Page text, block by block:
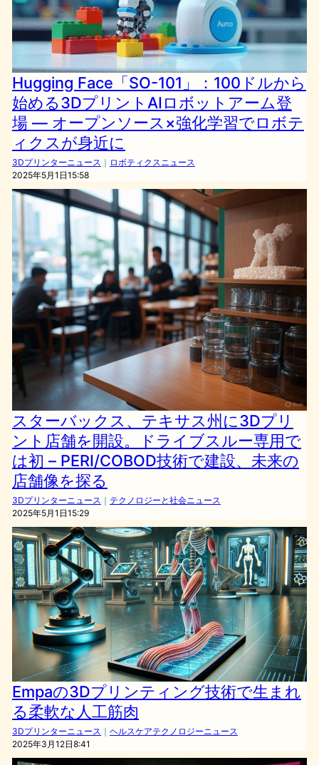
Hugging Face「SO-101」：100ドルから
始める3DプリントAIロボットアーム登
場 ― オープンソース×強化学習でロボテ
ィクスが身近に
3Dプリンターニュース ｜ ロボティクスニュース
2025年5月1日15:58
スターバックス、テキサス州に3Dプリ
ント店舗を開設。ドライブスルー専用で
は初 – PERI/COBOD技術で建設、未来の
店舗像を探る
3Dプリンターニュース ｜ テクノロジーと社会ニュース
2025年5月1日15:29
Empaの3Dプリンティング技術で生まれ
る柔軟な人工筋肉
3Dプリンターニュース ｜ ヘルスケアテクノロジーニュース
2025年3月12日8:41